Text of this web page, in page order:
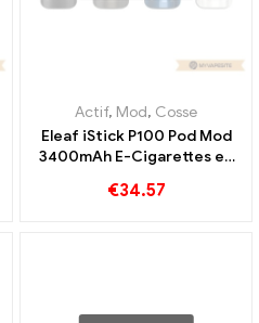
Actif, Mod, Cosse
Eleaf iStick P100 Pod Mod
3400mAh E-Cigarettes en
€34.57